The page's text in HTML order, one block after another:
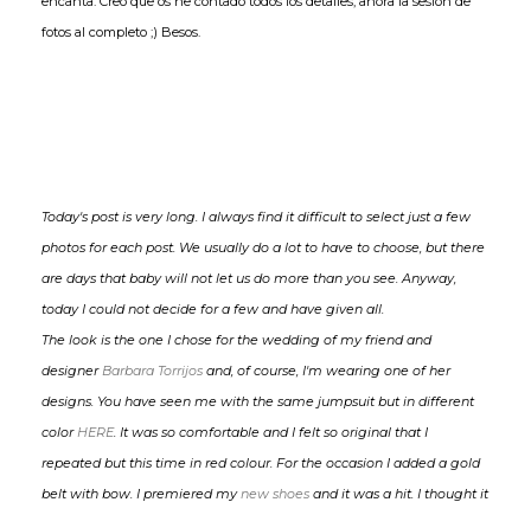
fotos al completo ;) Besos.
Today's post is very long. I always find it difficult to select just a few
photos for each post. We usually do a lot to have to choose, but there
are days that baby will not let us do more than you see. Anyway,
today I could not decide for a few and have given all.
The look is the one I chose for the wedding of my friend and
designerBarbara Torrijos and, of course, I'm wearing one of her
designs. You have seen me with the same jumpsuit but in different
colorHERE. It was so comfortable and I felt so original that I
repeated but this time in red colour. For the occasion I added a gold
belt with bow. I premiered mynew shoes and it was a hit. I thought it